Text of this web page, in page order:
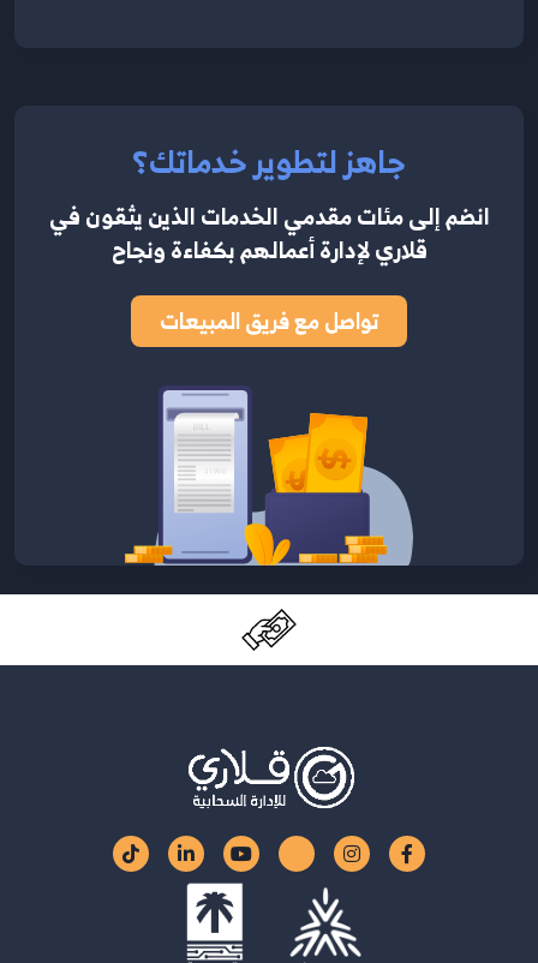
جاهز لتطوير خدماتك؟
انضم إلى مئات مقدمي الخدمات الذين يثقون في
قلاري لإدارة أعمالهم بكفاءة ونجاح
تواصل مع فريق المبيعات